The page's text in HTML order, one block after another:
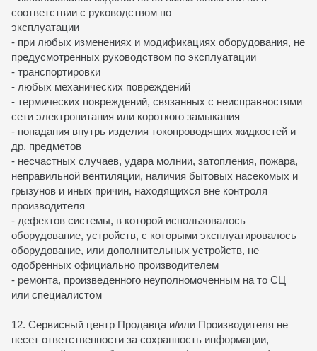
соответствии с руководством по
эксплуатации
- при любых изменениях и модификациях оборудования, не
предусмотренных руководством по эксплуатации
- транспортировки
- любых механических повреждений
- термических повреждений, связанных с неисправностями
сети электропитания или короткого замыкания
- попадания внутрь изделия токопроводящих жидкостей и
др. предметов
- несчастных случаев, удара молнии, затопления, пожара,
неправильной вентиляции, наличия бытовых насекомых и
грызунов и иных причин, находящихся вне контроля
производителя
- дефектов системы, в которой использовалось
оборудование, устройств, с которыми эксплуатировалось
оборудование, или дополнительных устройств, не
одобренных официально производителем
- ремонта, произведенного неуполномоченным на то СЦ
или специалистом
12. Сервисный центр Продавца и/или Производителя не
несет ответственности за сохранность информации,